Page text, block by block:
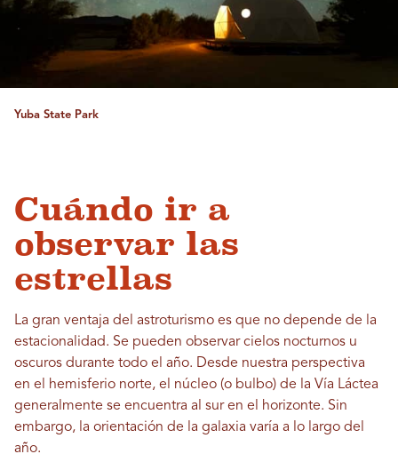
Yuba State Park
Cuándo ir a
observar las
estrellas
La gran ventaja del astroturismo es que no depende de la
estacionalidad. Se pueden observar cielos nocturnos u
oscuros durante todo el año. Desde nuestra perspectiva
en el hemisferio norte, el núcleo (o bulbo) de la Vía Láctea
generalmente se encuentra al sur en el horizonte. Sin
embargo, la orientación de la galaxia varía a lo largo del
año.